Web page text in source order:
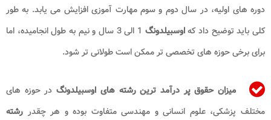
دوره های اولیه، در سال دوم و سوم مهارت آموزی افزایش می یابد. به طور
کلی باید توضیح داد کهاوسبیلدونگ
1 الی 3 سال و نیم به طول انجامیده، اما
برای برخی حوزه های تخصصی تر ممکن است طولانی تر شود.
میزان حقوق پر درآمد ترین رشته های اوسبیلدونگدر حوزه های
مختلف پزشکی، علوم انسانی و مهندسی متفاوت بوده و هر چقدر رشته